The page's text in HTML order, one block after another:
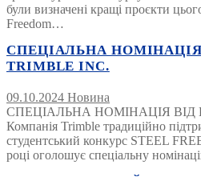
були визначені кращі проєкти
Freedom…
СПЕЦІАЛЬНА
TRIMBLE INC.
09.10.2024 Новина
СПЕЦІАЛЬНА НОМІНАЦІЯ ВІД
Компанія Trimble традиційно
студентський конкурс STEEL
році оголошує спеціальну